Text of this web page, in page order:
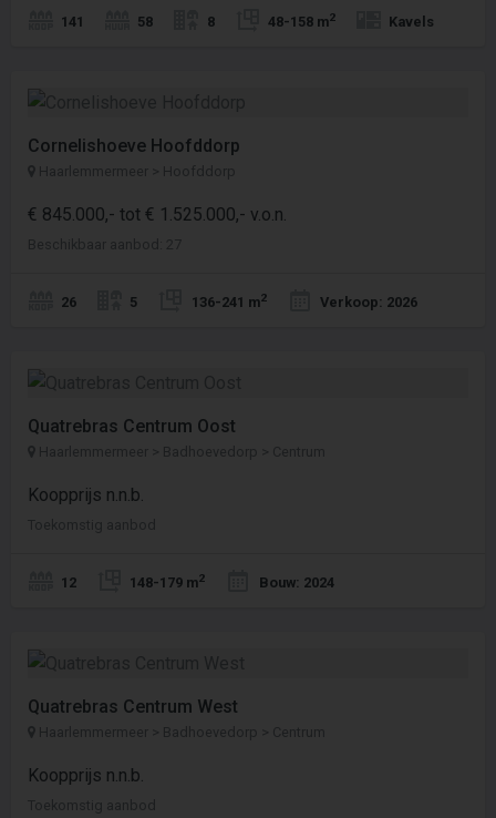
141 58 8 48-158 m2 Kavels
Cornelishoeve Hoofddorp
Haarlemmermeer > Hoofddorp
€ 845.000,- tot € 1.525.000,- v.o.n.
Beschikbaar aanbod: 27
26 5 136-241 m2 Verkoop: 2026
Quatrebras Centrum Oost
Haarlemmermeer > Badhoevedorp > Centrum
Koopprijs n.n.b.
Toekomstig aanbod
12 148-179 m2 Bouw: 2024
Quatrebras Centrum West
Haarlemmermeer > Badhoevedorp > Centrum
Koopprijs n.n.b.
Toekomstig aanbod